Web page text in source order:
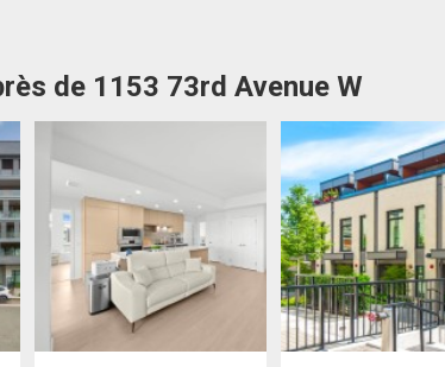
de 1153 73rd Avenue W